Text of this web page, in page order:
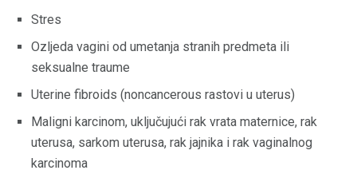
Stres
Ozljeda vagini od umetanja stranih predmeta ili
seksualne traume
Uterine fibroids (noncancerous rastovi u uterus)
Maligni karcinom, uključujući rak vrata maternice, rak
uterusa, sarkom uterusa, rak jajnika i rak vaginalnog
karcinoma